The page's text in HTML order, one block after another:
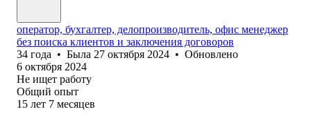
оператор, бухгалтер, делопроизводитель, офис менеджер
без поиска клиентов и заключения договоров
34 года • Была 27 октября 2024 • Обновлено
6 октября 2024
Не ищет работу
Общий опыт
15 лет 7 месяцев